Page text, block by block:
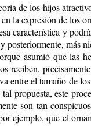
de los hi­jos
la ex­pre­sión de los
ca­rac­te­rís­ti­ca y
pos­te­rior­men­te, más
asu­mió que las
re­ci­ben,
en­tre el ta­ma­ño de
pro­pues­ta, es­te
son tan
ejem­plo, que el